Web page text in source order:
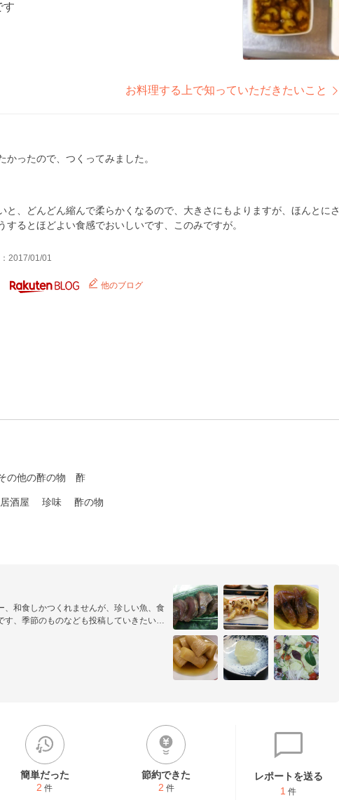
す
お料理する上で知っていただきたいこと
かったので、つくってみました。
と、どんどん縮んで柔らかくなるので、大きさにもよりますが、ほんとにさ
するとほどよい食感でおいしいです、このみですが。
2017/01/01
他のブログ
の他の酢の物 酢
居酒屋 珍味 酢の物
、和食しかつくれませんが、珍しい魚、食
す、季節のものなども投稿していきたいと
簡単だった
2 件
節約できた
2 件
レポートを送る
1 件